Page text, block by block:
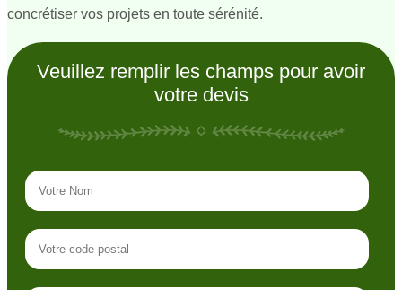
concrétiser vos projets en toute sérénité.
Veuillez remplir les champs pour avoir
votre devis